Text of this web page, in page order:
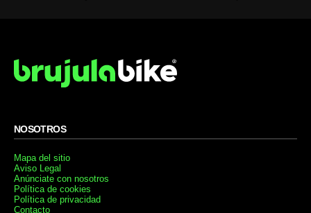
NOSOTROS
Mapa del sitio
Aviso Legal
Anúnciate con nosotros
Política de cookies
Política de privacidad
Contacto